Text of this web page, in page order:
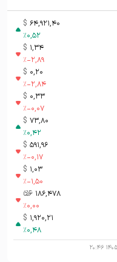
64,921,40
$
%0,52
1,34
$
%-2,89
0,20
$
%-2,84
0,33
$
%-0,07
73,80
$
%0,42
591,96
$
%-0,17
1,03
$
%-1,50
186,478 تومان-ء
%0,00
1,920,21
$
%0,48